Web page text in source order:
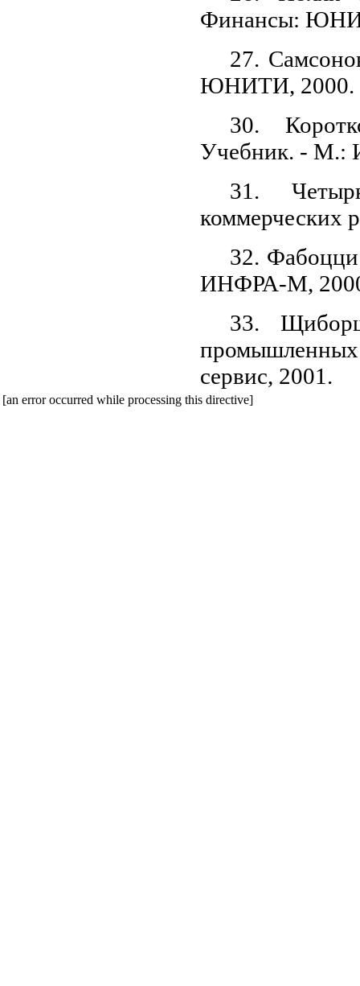
Финансы:
27.
ЮНИТИ, 2000.
30.
Учебник. -
31.
коммерческих
32.
ИНФРА-М,
33.
сервис, 2001.
[an error occurred while processing this directive]